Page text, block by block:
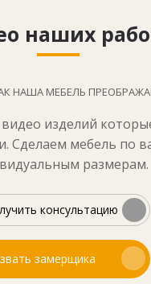
наших
НАША МЕБЕЛЬ
изделий
Сделаем мебель по
размерам.
консультацию
замерщика